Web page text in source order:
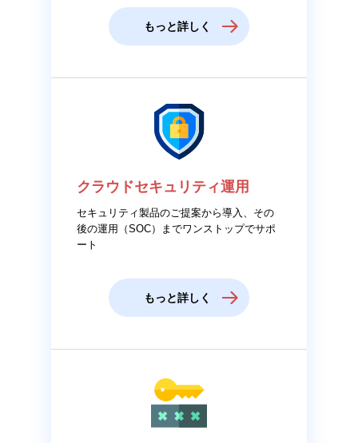
もっと詳しく
クラウドセキュリティ運用
セキュリティ製品のご提案から導入、その
後の運用（SOC）までワンストップでサポ
ート
もっと詳しく